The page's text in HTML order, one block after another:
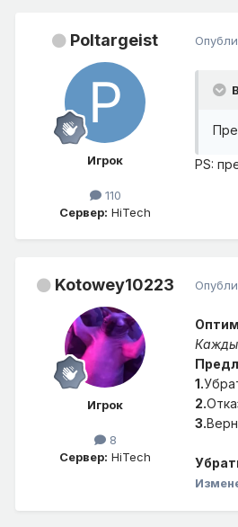
Poltargeist
Игрок
110
Сервер: HiTech
PS:
Kotowey10223
Игрок
8
Сервер: HiTech
1.
2.
3.